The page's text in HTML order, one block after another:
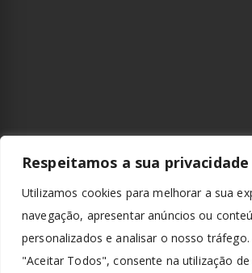
Respeitamos a sua privacidade
Utilizamos cookies para melhorar a sua
navegação, apresentar anúncios ou
personalizados e analisar o nosso
"Aceitar Todos", consente na utilização de